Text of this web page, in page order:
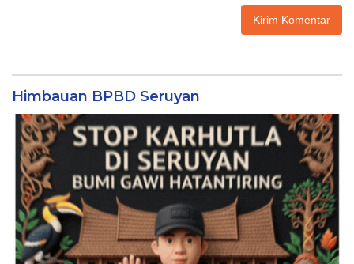
Himbauan BPBD Seruyan